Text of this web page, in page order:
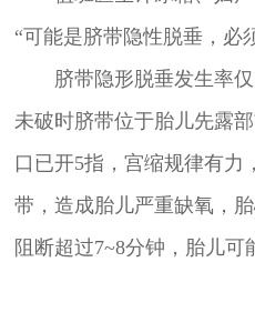
“可能是脐带隐性脱垂，必
脐带隐形脱垂发生率仅
未破时脐带位于胎儿先露
口已开5指，宫缩规律有力
带，造成胎儿严重缺氧，
阻断超过7~8分钟，胎儿可